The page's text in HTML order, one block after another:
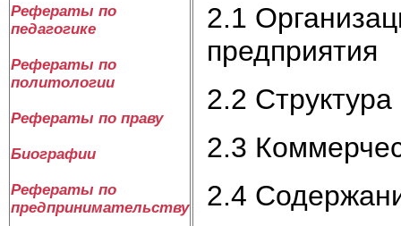
Рефераты по
педагогике
Рефераты по
политологии
Рефераты по праву
Биографии
Рефераты по
предпринимательству
2.1
предприятия
2.2
2.3
2.4